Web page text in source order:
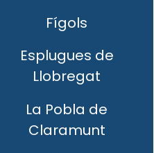
Fígols
Esplugues de
Llobregat
La Pobla de
Claramunt